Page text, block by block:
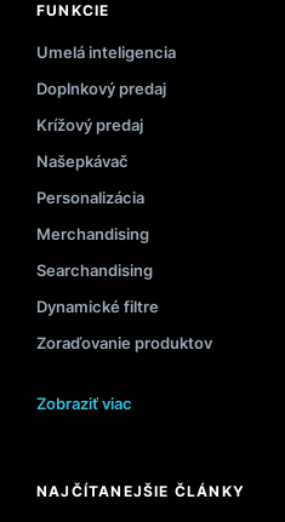
FUNKCIE
Umelá inteligencia
Doplnkový predaj
Krížový predaj
Našepkávač
Personalizácia
Merchandising
Searchandising
Dynamické filtre
Zoraďovanie produktov
Zobraziť viac
NAJČÍTANEJŠIE ČLÁNKY